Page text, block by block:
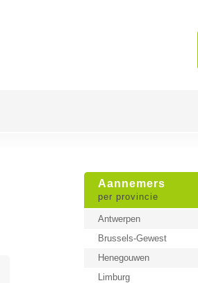
Aannemers
per provincie
Antwerpen
Brussels-Gewest
Henegouwen
Limburg